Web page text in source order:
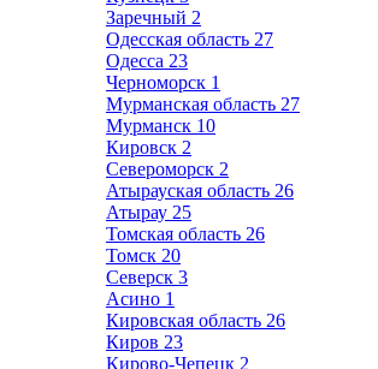
Заречный 2
Одесская область 27
Одесса 23
Черноморск 1
Мурманская область 27
Мурманск 10
Кировск 2
Североморск 2
Атырауская область 26
Атырау 25
Томская область 26
Томск 20
Северск 3
Асино 1
Кировская область 26
Киров 23
Кирово-Чепецк 2